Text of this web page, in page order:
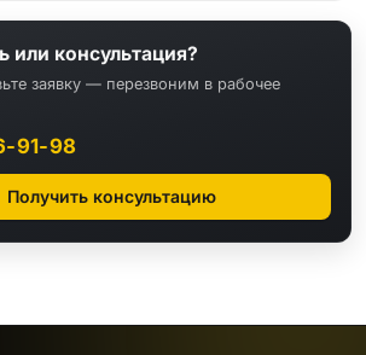
консультация?
заявку — перезвоним в рабочее
91-98
Получить консультацию